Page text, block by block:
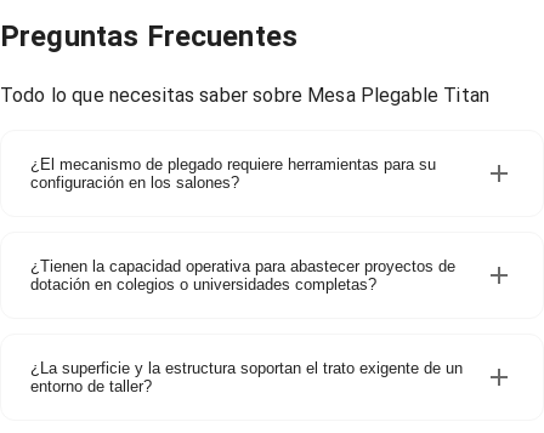
Preguntas Frecuentes
Todo lo que necesitas saber sobre Mesa Plegable Titan
¿El mecanismo de plegado requiere herramientas para su
configuración en los salones?
¿Tienen la capacidad operativa para abastecer proyectos de
dotación en colegios o universidades completas?
¿La superficie y la estructura soportan el trato exigente de un
entorno de taller?